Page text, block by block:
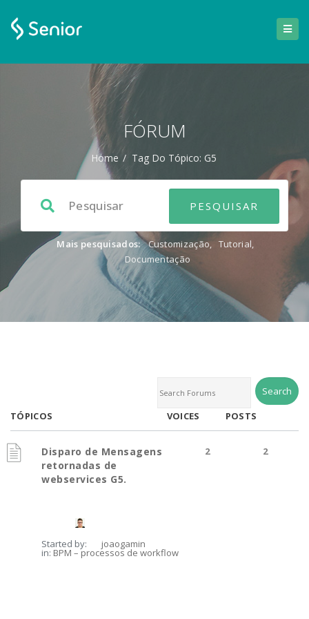
FÓRUM
Home / Tag Do Tópico: G5
Mais pesquisados: Customização, Tutorial,
Documentação
TÓPICOS VOICES POSTS
Disparo de Mensagens
retornadas de
webservices G5.
Started by: joaogamin
in: BPM – processos de workflow
2 2